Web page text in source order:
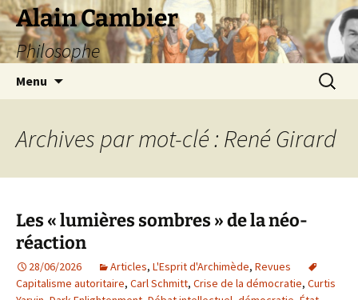
Aller
au
contenu
Alain Cambier
Philosophe
Menu
Archives par mot-clé : René Girard
Les « lumières sombres » de la néo-
réaction
28/06/2026 Articles, L'Esprit d'Archimède, Revues
Capitalisme autoritaire, Carl Schmitt, Crise de la démocratie, Curtis